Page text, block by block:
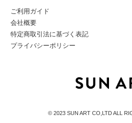
ご利用ガイド
会社概要
特定商取引法に基づく表記
プライバシーポリシー
© 2023 SUN ART CO,LTD ALL